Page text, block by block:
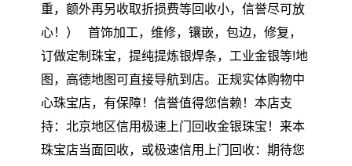
重，额外再另收取折损费等回收小，信誉尽可放
心！） 首饰加工，维修，镶嵌，包边，修复，
订做定制珠宝，提纯提炼银焊条，工业金银等!地
图，高德地图可直接导航到店。正规实体购物中
心珠宝店，有保障！信誉值得您信赖！本店支
持：北京地区信用极速上门回收金银珠宝！来本
珠宝店当面回收，或极速信用上门回收：期待您